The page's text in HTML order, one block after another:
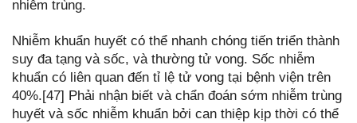
nhiễm trùng.
Nhiễm khuẩn huyết có thể nhanh chóng tiến triển thành
suy đa tạng và sốc, và thường tử vong. Sốc nhiễm
khuẩn có liên quan đến tỉ lệ tử vong tại bệnh viện trên
40%.[47] Phải nhận biết và chẩn đoán sớm nhiễm trùng
huyết và sốc nhiễm khuẩn bởi can thiệp kịp thời có thể